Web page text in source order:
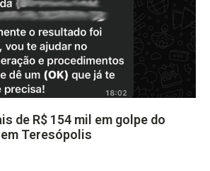
de R$ 154 mil em golpe do
Teresópolis